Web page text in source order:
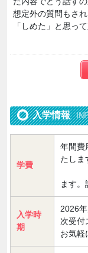
想定外の質問もさ
「しめた」と思っ
入学情報
学費
年間費
たしま
※1
ます。
入学時
期
2026
次受付
お気軽